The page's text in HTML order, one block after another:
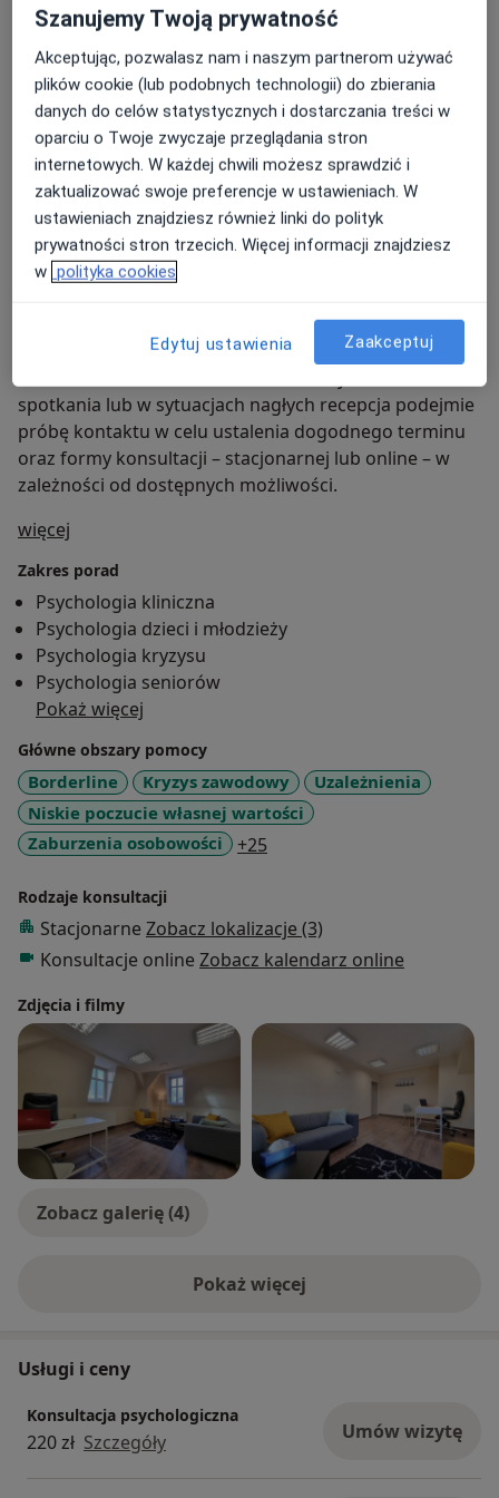
i rozwijania. Dużą wagę przywiązuję do budowania
relacji opartej na zaufaniu, akceptacji i indywidualnym
podejściu do potrzeb każdej osoby.
Na każdym etapie swojej kariery zawodowej wiedza
psychologiczna stanowiła dla mnie najważniejsze
narzędzie pracy. Zarówno w działalności
psychologicznej, jak i podczas pracy z zespołami
biznesowymi wykorzystywałam ją do rozwiązywania
złożonych sytuacji, wspierania rozwoju oraz
budowania skutecznej komunikacji i współpracy.
Do zobaczenia! :)
* Udostępnione grafiki dotyczą działalności całego
Centrum, mają charakter poglądowy i mogą ulegać
spotkania lub w sytuacjach nagłych recepcja podejmie
próbę kontaktu w celu ustalenia dogodnego terminu
oraz formy konsultacji – stacjonarnej lub online – w
zależności od dostępnych możliwości.
więcej
Zakres porad
Psychologia kliniczna
Psychologia dzieci i młodzieży
Psychologia kryzysu
Psychologia seniorów
Pokaż więcej
Główne obszary pomocy
Borderline Kryzys zawodowy
Uzależnienia
Niskie poczucie własnej wartości
Zaburzenia osobowości
+25
Rodzaje konsultacji
Stacjonarne Zobacz lokalizacje (3)
Konsultacje online Zobacz kalendarz online
Zdjęcia i filmy
Zobacz galerię (4)
Pokaż więcejo doświadczeniu
Usługi i ceny
Konsultacja psychologiczna
220 zł Szczegóły Umów wizytę
Szanujemy Twoją prywatność
Akceptując, pozwalasz nam i naszym partnerom używać
plików cookie (lub podobnych technologii) do zbierania
danych do celów statystycznych i dostarczania treści w
oparciu o Twoje zwyczaje przeglądania stron
internetowych. W każdej chwili możesz sprawdzić i
zaktualizować swoje preferencje w ustawieniach. W
ustawieniach znajdziesz również linki do polityk
prywatności stron trzecich. Więcej informacji znajdziesz
w polityka cookies
Edytuj ustawienia Zaakceptuj